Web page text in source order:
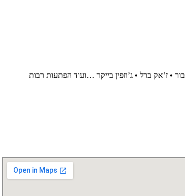
• ז’אק ברל • ג’וזפין בייקר …ועוד הפתעות רבות